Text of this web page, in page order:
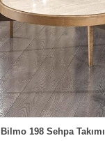
Bilmo 198 Sehpa Takımı